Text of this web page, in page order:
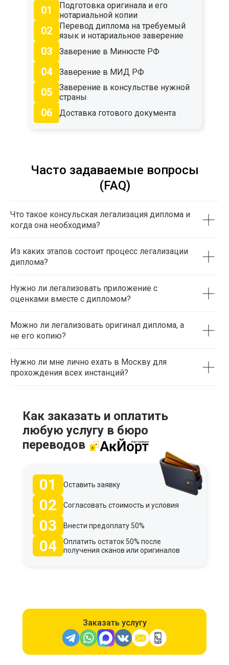
01
Подготовка оригинала и его
нотариальной копии
02
Перевод диплома на требуемый
язык и нотариальное заверение
03 Заверение в Минюсте РФ
04 Заверение в МИД РФ
05
Заверение в консульстве нужной
страны
06 Доставка готового документа
Часто задаваемые вопросы
(FAQ)
Что такое консульская легализация диплома и
когда она необходима?
Из каких этапов состоит процесс легализации
диплома?
Нужно ли легализовать приложение с
оценками вместе с дипломом?
Можно ли легализовать оригинал диплома, а
не его копию?
Нужно ли мне лично ехать в Москву для
прохождения всех инстанций?
Как заказать и оплатить
любую услугу в бюро
переводов
01 Оставить заявку
02 Согласовать стоимость и условия
03 Внести предоплату 50%
04
Оплатить остаток 50% после
получения сканов или оригиналов
Заказать услугу